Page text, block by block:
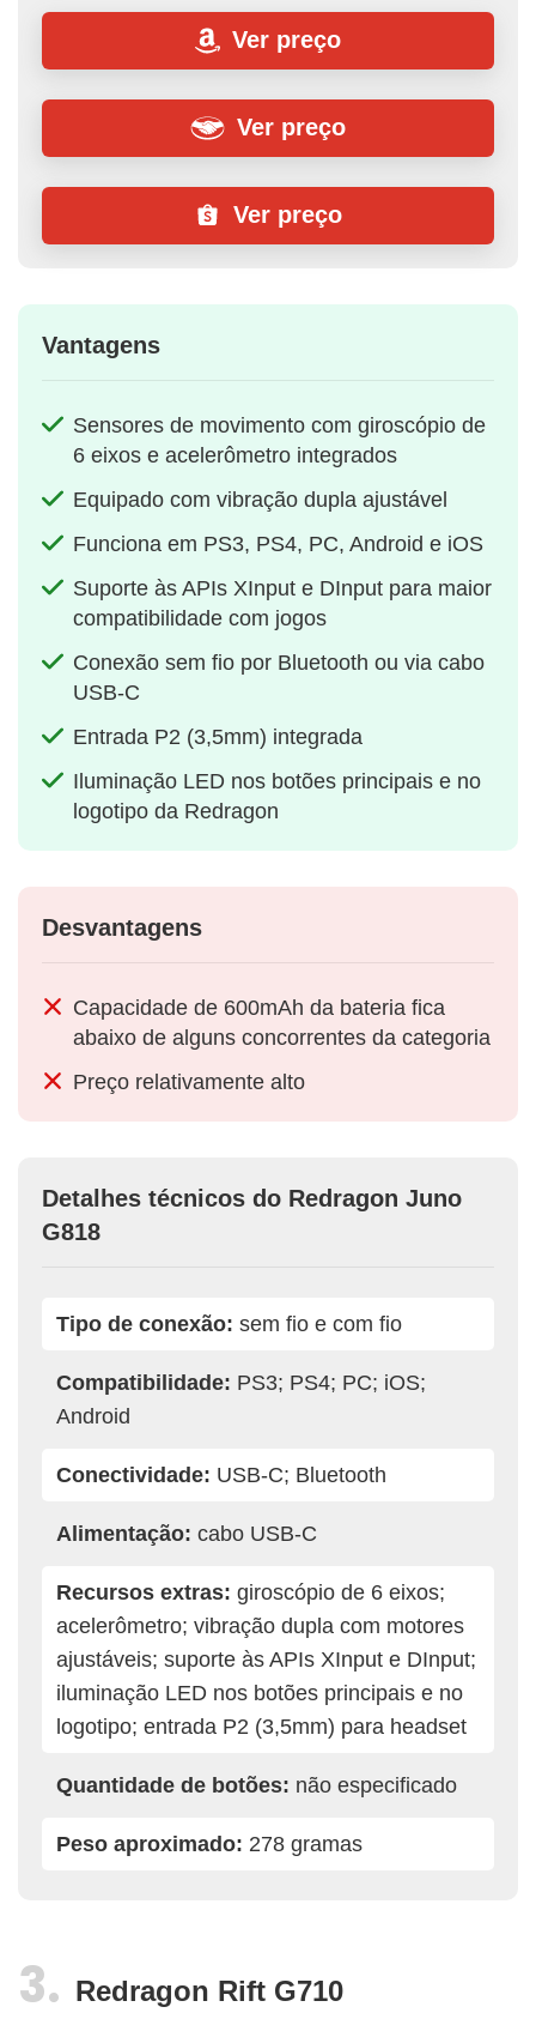
Ver preço
Ver preço
Ver preço
Vantagens
Sensores de movimento com giroscópio de
6 eixos e acelerômetro integrados
Equipado com vibração dupla ajustável
Funciona em PS3, PS4, PC, Android e iOS
Suporte às APIs XInput e DInput para maior
compatibilidade com jogos
Conexão sem fio por Bluetooth ou via cabo
USB-C
Entrada P2 (3,5mm) integrada
Iluminação LED nos botões principais e no
logotipo da Redragon
Desvantagens
Capacidade de 600mAh da bateria fica
abaixo de alguns concorrentes da categoria
Preço relativamente alto
Detalhes técnicos do Redragon Juno
G818
Tipo de conexão: sem fio e com fio
Compatibilidade: PS3; PS4; PC; iOS;
Android
Conectividade: USB-C; Bluetooth
Alimentação: cabo USB-C
Recursos extras: giroscópio de 6 eixos;
acelerômetro; vibração dupla com motores
ajustáveis; suporte às APIs XInput e DInput;
iluminação LED nos botões principais e no
logotipo; entrada P2 (3,5mm) para headset
Quantidade de botões: não especificado
Peso aproximado: 278 gramas
Redragon Rift G710